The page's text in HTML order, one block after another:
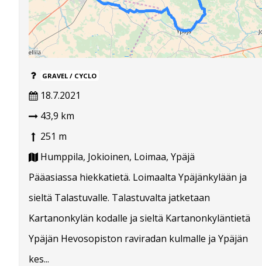
GRAVEL / CYCLO
18.7.2021
43,9 km
251 m
Humppila, Jokioinen, Loimaa, Ypäjä
Pääasiassa hiekkatietä. Loimaalta Ypäjänkylään ja
sieltä Talastuvalle. Talastuvalta jatketaan
Kartanonkylän kodalle ja sieltä Kartanonkyläntietä
Ypäjän Hevosopiston raviradan kulmalle ja Ypäjän
kes...